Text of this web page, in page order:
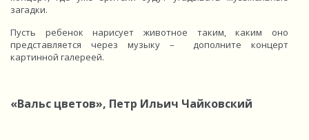
загадки.
Пусть ребенок нарисует животное таким, каким оно
представляется через музыку – дополните концерт
картинной галереей.
«Вальс цветов», Петр Ильич Чайковский